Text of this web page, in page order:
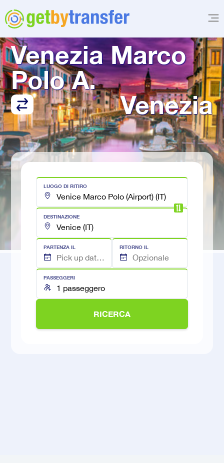
TRASFERIMENTO DA
Venezia Marco
Polo A.
Venezia
LUOGO DI RITIRO
DESTINAZIONE
PARTENZA IL RITORNO IL
PASSEGGERI
RICERCA